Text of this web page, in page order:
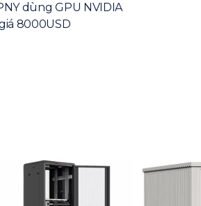
dùng GPU NVIDIA
8000USD